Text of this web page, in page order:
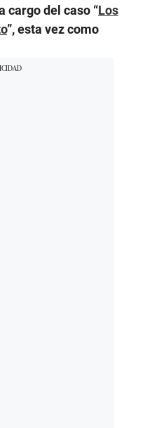
cargo del caso “Los
”, esta vez como